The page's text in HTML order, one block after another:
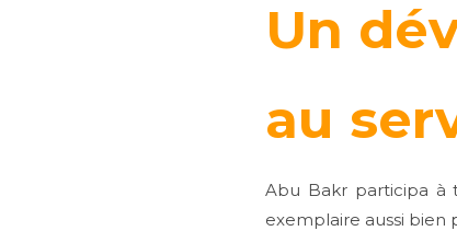
Un
au
Abu Bakr participa à
exemplaire aussi bien